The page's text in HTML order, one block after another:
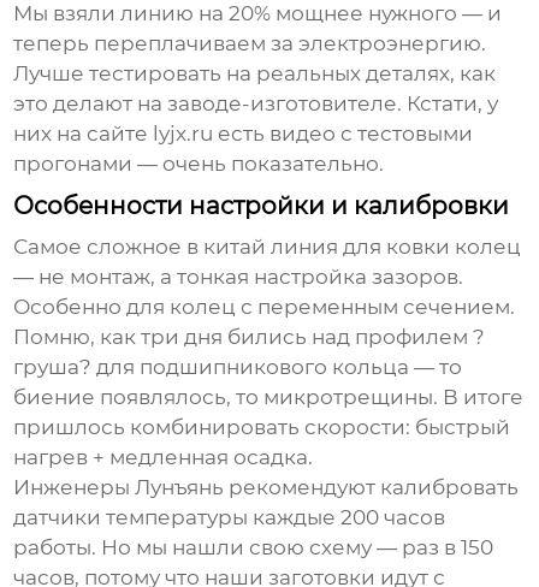
Мы взяли линию на 20% мощнее нужного — и
теперь переплачиваем за электроэнергию.
Лучше тестировать на реальных деталях, как
это делают на заводе-изготовителе. Кстати, у
них на сайте lyjx.ru есть видео с тестовыми
прогонами — очень показательно.
Особенности настройки и калибровки
Самое сложное в китай линия для ковки колец
— не монтаж, а тонкая настройка зазоров.
Особенно для колец с переменным сечением.
Помню, как три дня бились над профилем ?
груша? для подшипникового кольца — то
биение появлялось, то микротрещины. В итоге
пришлось комбинировать скорости: быстрый
нагрев + медленная осадка.
Инженеры Лунъянь рекомендуют калибровать
датчики температуры каждые 200 часов
работы. Но мы нашли свою схему — раз в 150
часов, потому что наши заготовки идут с